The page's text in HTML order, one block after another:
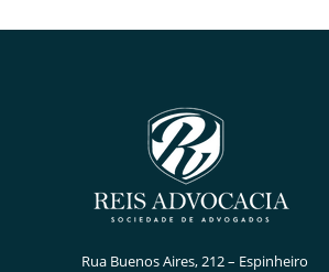
Rua Buenos Aires, 212 – Espinheiro